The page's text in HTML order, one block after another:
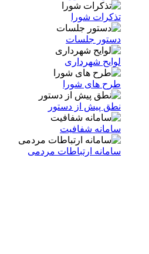
تذکرات شورا
دستور جلسات
لوایح شهرداری
طرح های شورا
نطق پیش از دستور
سامانه شفافیت
سامانه ارتباطات مردمی